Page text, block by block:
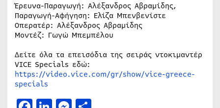
Έρευνα-Παραγωγή: Αλέξανδρος Αβραμίδης,
Παραγωγή-Αφήγηση: Ελίζα Μπενβενίστε
Οπερατέρ: Αλέξανδρος Αβραμίδης
Μοντέζ: Γωγώ Μπεμπέλου
Δείτε όλα τα επεισόδια της σειράς ντοκιμαντέρ
VICE Specials εδώ:
https://video.vice.com/gr/show/vice-greece-
specials